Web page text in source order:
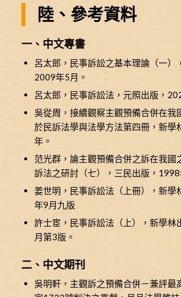
陸、參考資料
一、中文專書
呂太郎，民事訴訟之基本理論（一）
2009年5月。
呂太郎，民事訴訟法，元照出版，
吳從周，接續觀察主觀預備合併在我
於民訴法學與法學方法第四冊，新學
年。
范光群，論主觀預備合併之訴在我國
訴法之研討（七），三民出版，1998
姜世明，民事訴訟法（上冊），新學
年9月九版
許士宦，民事訴訟法（上），新學林
月第3版。
二、中文期刊
吳明軒，主觀訴之預備合併－兼評最